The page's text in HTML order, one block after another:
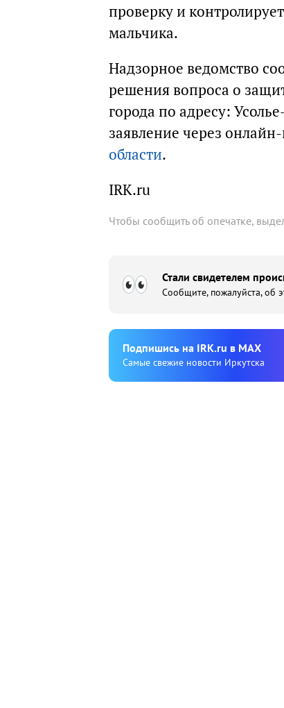
проверку и
мальчика.
Надзорное ведомство
решения вопроса о
города по адресу:
заявление через
области.
IRK.ru
Чтобы сообщить об опечатке,
Стали свидетелем
Сообщите, пожалуйста, об
Подпишиcь на IRK.ru в MAX
Cамые свежие новости Иркутска